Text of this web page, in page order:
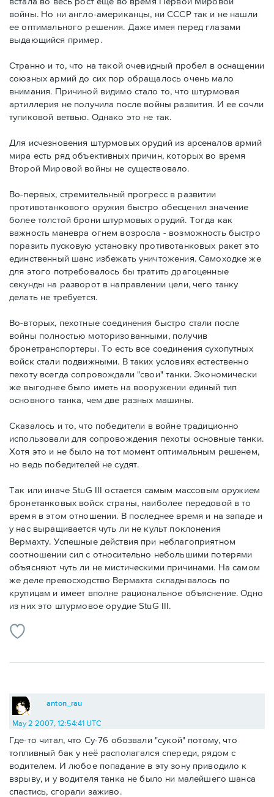
войны. Но ни англо-американцы, ни СССР так и не нашли
ее оптимального решения. Даже имея перед глазами
выдающийся пример.
Странно и то, что на такой очевидный пробел в оснащении
союзных армий до сих пор обращалось очень мало
внимания. Причиной видимо стало то, что штурмовая
артиллерия не получила после войны развития. И ее сочли
тупиковой ветвью. Однако это не так.
Для исчезновения штурмовых орудий из арсеналов армий
мира есть ряд объективных причин, которых во время
Второй Мировой войны не существовало.
Во-первых, стремительный прогресс в развитии
противотанкового оружия быстро обесценил значение
более толстой брони штурмовых орудий. Тогда как
важность маневра огнем возросла - возможность быстро
поразить пусковую установку противотанковых ракет это
единственный шанс избежать уничтожения. Самоходке же
для этого потребовалось бы тратить драгоценные
секунды на разворот в направлении цели, чего танку
делать не требуется.
Во-вторых, пехотные соединения быстро стали после
войны полностью моторизованными, получив
бронетранспортеры. То есть все соединения сухопутных
войск стали подвижными. В таких условиях естественно
пехоту всегда сопровождали "свои" танки. Экономически
же выгоднее было иметь на вооружении единый тип
основного танка, чем две разных машины.
Сказалось и то, что победители в войне традиционно
использовали для сопровождения пехоты основные танки.
Хотя это и не было на тот момент оптимальным решенем,
но ведь победителей не судят.
Так или иначе StuG III остается самым массовым оружием
бронетанковых войск страны, наиболее передовой в то
время в этом отношении. В последнее время и на западе и
у нас выращивается чуть ли не культ поклонения
Вермахту. Успешные действия при неблагоприятном
соотношении сил с относительно небольшими потерями
объясняют чуть ли не мистическими причинами. На самом
же деле превосходство Вермахта складывалось по
крупицам и имеет вполне рациональное объяснение. Одно
из них это штурмовое орудие StuG III.
anton_rau
May 2 2007, 12:54:41 UTC
Где-то читал, что Су-76 обозвали "сукой" потому, что
топливный бак у неё располагался спереди, рядом с
водителем. И любое попадание в эту зону приводило к
взрыву, и у водителя танка не было ни малейшего шанса
спастись, сгорали заживо.